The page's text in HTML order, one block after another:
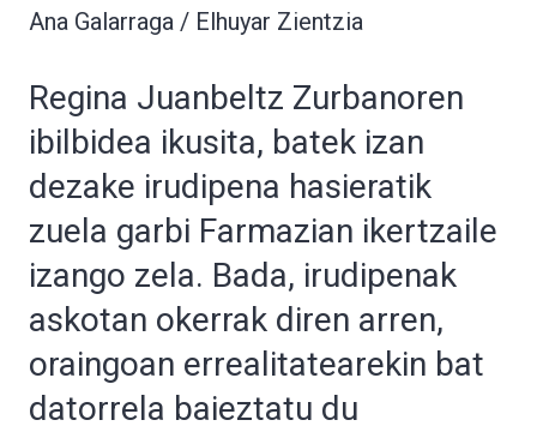
Ana Galarraga / Elhuyar Zientzia
Regina Juanbeltz Zurbanoren
ibilbidea ikusita, batek izan
dezake irudipena hasieratik
zuela garbi Farmazian ikertzaile
izango zela. Bada, irudipenak
askotan okerrak diren arren,
oraingoan errealitatearekin bat
datorrela baieztatu du